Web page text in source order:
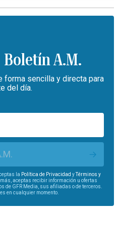
Boletín A.M.
forma sencilla y directa para
del día.
la Política de Privacidad y
Términos y
aceptas recibir información u ofertas
de GFR Media, sus afiliadas o de terceros.
en cualquier momento.